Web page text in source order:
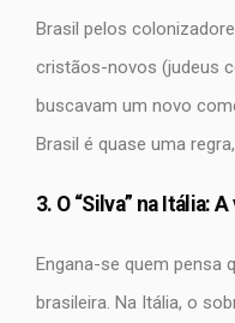
Brasil pelos
cristãos-novos (judeus
buscavam um novo
Brasil é quase uma
3. O “Silva” na Itália:
Engana-se quem pensa
brasileira. Na Itália, o